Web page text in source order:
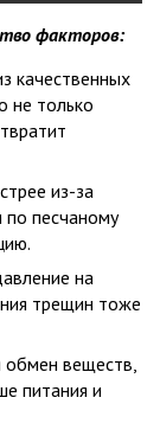
факторов:
качественных
не только
из-за
по песчаному
на
трещин тоже
веществ,
питания и